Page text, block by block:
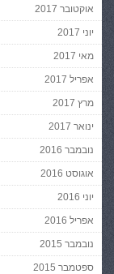
אוקטובר 2017
יוני 2017
מאי 2017
אפריל 2017
מרץ 2017
ינואר 2017
נובמבר 2016
אוגוסט 2016
יוני 2016
אפריל 2016
נובמבר 2015
ספטמבר 2015